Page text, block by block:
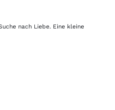
nach Liebe. Eine kleine